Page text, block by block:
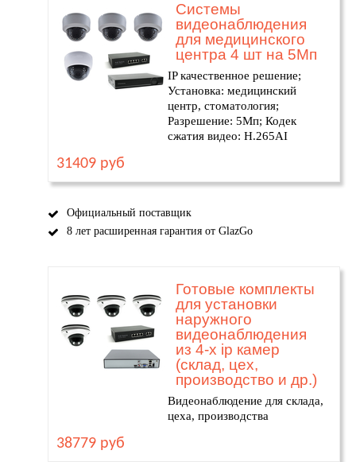
Системы
видеонаблюдения
для медицинского
центра 4 шт на 5Мп
IP качественное решение;
Установка: медицинский
центр, стоматология;
Разрешение: 5Мп; Кодек
сжатия видео: H.265AI
31409 руб
Официальный поставщик
8 лет расширенная гарантия от GlazGo
Готовые комплекты
для установки
наружного
видеонаблюдения
из 4-х ip камер
(склад, цех,
производство и др.)
Видеонаблюдение для склада,
цеха, производства
38779 руб